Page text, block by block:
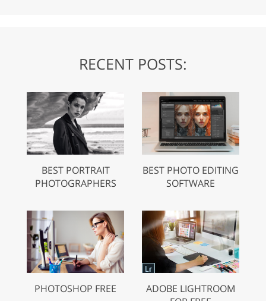
RECENT POSTS:
BEST PORTRAIT
PHOTOGRAPHERS
BEST PHOTO EDITING
SOFTWARE
PHOTOSHOP FREE
ADOBE LIGHTROOM